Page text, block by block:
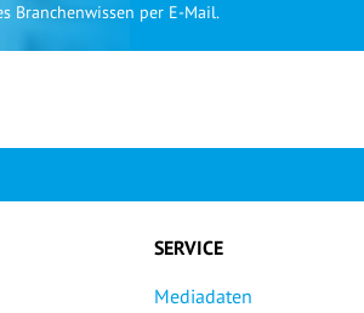
Branchenwissen per E-Mail.
SERVICE
Mediadaten